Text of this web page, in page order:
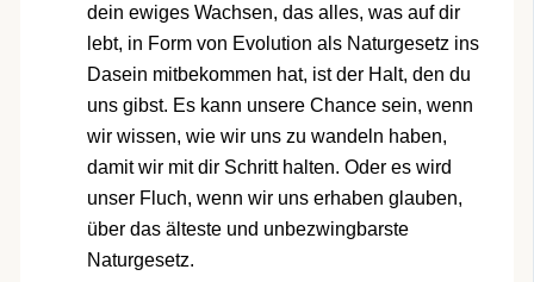
dein ewiges Wachsen, das alles, was auf dir
lebt, in Form von Evolution als Naturgesetz ins
Dasein mitbekommen hat, ist der Halt, den du
uns gibst. Es kann unsere Chance sein, wenn
wir wissen, wie wir uns zu wandeln haben,
damit wir mit dir Schritt halten. Oder es wird
unser Fluch, wenn wir uns erhaben glauben,
über das älteste und unbezwingbarste
Naturgesetz.